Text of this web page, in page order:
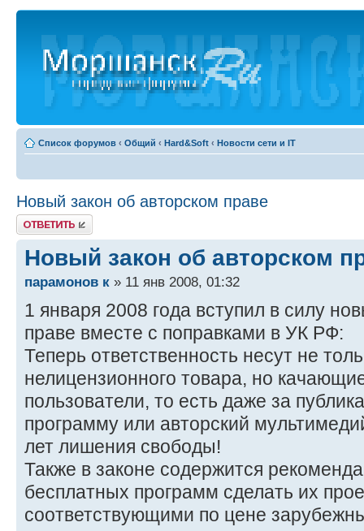
Список форумов ‹ Общий ‹ Hard&Soft ‹ Новости сети и IT
Новый закон об авторском праве
Ответить
Новый закон об авторском
парамонов к » 11 янв 2008, 01:32
1 января 2008 года вступил в силу
праве вместе с поправками в УК РФ:
Теперь ответственность несут не
нелицензионного товара, но
пользователи, то есть даже за
программу или авторский
лет лишения свободы!
Также в законе содержится
бесплатных программ сделать их
соответствующими по цене